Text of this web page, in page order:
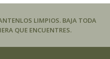
LIMPIOS. BAJA TODA
QUE ENCUENTRES.